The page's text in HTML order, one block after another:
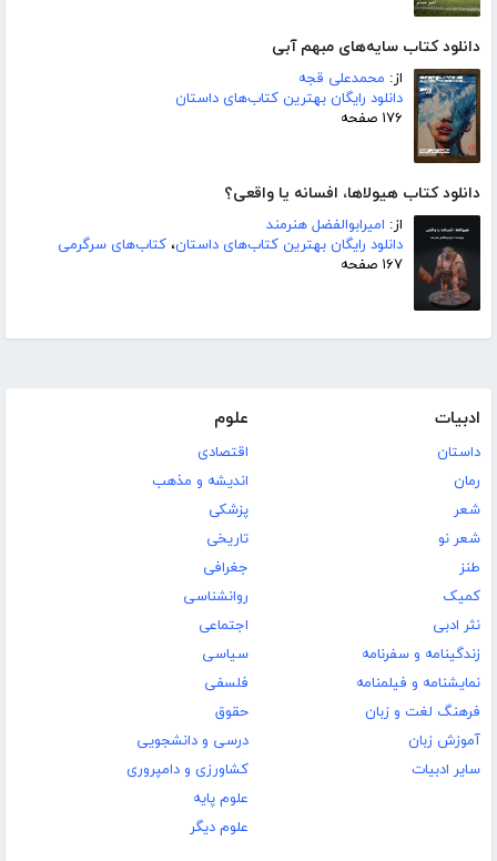
دانلود کتاب سایه‌های مبهم آبی
از: محمدعلی قجه
دانلود رایگان بهترین کتاب‌های داستان
۱۷۶ صفحه
دانلود کتاب هیولاها، افسانه یا واقعی؟
از: امیرابوالفضل هنرمند
دانلود رایگان بهترین کتاب‌های داستان، کتاب‌های سرگرمی
۱۶۷ صفحه
ادبیات
داستان
رمان
شعر
شعر نو
طنز
کمیک
نثر ادبی
زندگینامه و سفرنامه
نمایشنامه و فیلمنامه
فرهنگ لغت و زبان
آموزش زبان
سایر ادبیات
علوم
اقتصادی
اندیشه و مذهب
پزشکی
تاریخی
جغرافی
روانشناسی
اجتماعی
سیاسی
فلسفی
حقوق
درسی و دانشجویی
کشاورزی و دامپروری
علوم پایه
علوم دیگر